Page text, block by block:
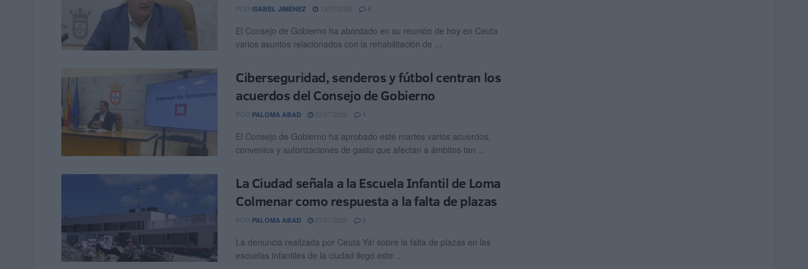
POR ISABEL JIMÉNEZ 13/07/2026 4
El Consejo de Gobierno ha abordado en su reunión de hoy en Ceuta
varios asuntos relacionados con la rehabilitación de ...
Ciberseguridad, senderos y fútbol centran los
acuerdos del Consejo de Gobierno
POR PALOMA ABAD 07/07/2026 1
El Consejo de Gobierno ha aprobado este martes varios acuerdos,
convenios y autorizaciones de gasto que afectan a ámbitos tan ...
La Ciudad señala a la Escuela Infantil de Loma
Colmenar como respuesta a la falta de plazas
POR PALOMA ABAD 07/07/2026 0
La denuncia realizada por Ceuta Ya! sobre la falta de plazas en las
escuelas infantiles de la ciudad llegó este ...